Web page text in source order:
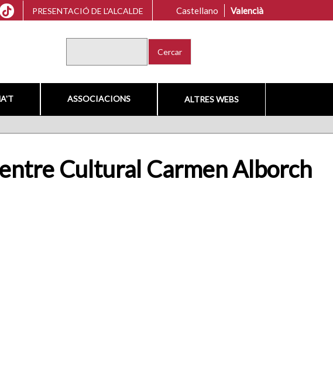
PRESENTACIÓ DE L'ALCALDE Castellano Valencià
ASSOCIACIONS ALTRES WEBS
Cultural Carmen Alborch